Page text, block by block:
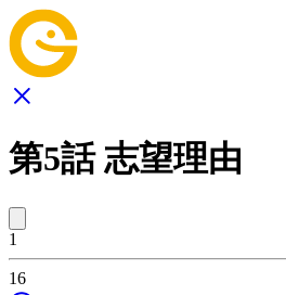
第5話 志望理由
1
16